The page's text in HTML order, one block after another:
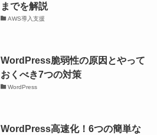
までを解説
AWS導入支援
WordPress脆弱性の原因とやって
おくべき7つの対策
WordPress
WordPress高速化！6つの簡単な